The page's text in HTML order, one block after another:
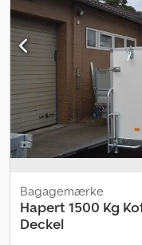
svingbar –
med specificeret moms,
Salg og telefonisk
fredag eller døgnet
Ophavsret –
Eohisk
Bagagemærke
Hapert 1500 Kg
Deckel